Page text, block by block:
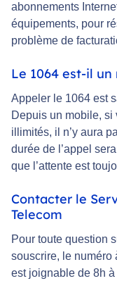
abonnements
équipements, pour
problème de
Le 1064 est-il
Appeler le 1064 est
Depuis un mobile, si
illimités, il n’y aura
durée de l’appel
que l’attente est
Contacter le
Telecom
Pour toute question
souscrire, le numéro
est joignable de 8h